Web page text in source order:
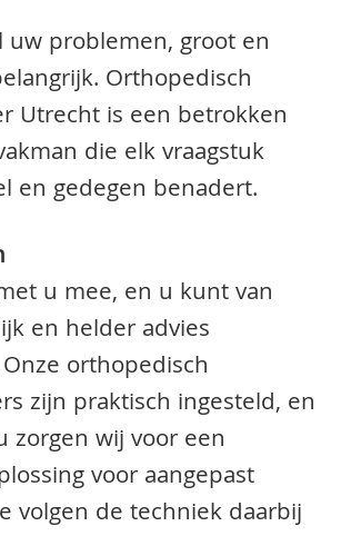
uw problemen, groot en
Orthopedisch
Utrecht is een betrokken
die elk vraagstuk
en gedegen benadert.
u mee, en u kunt van
en helder advies
orthopedisch
zijn praktisch ingesteld, en
zorgen wij voor een
voor aangepast
volgen de techniek daarbij